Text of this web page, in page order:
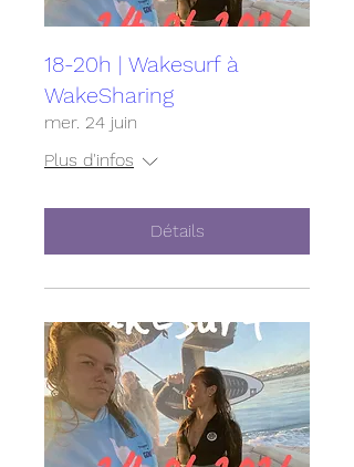
18-20h | Wakesurf à
WakeSharing
mer. 24 juin
Plus d'infos
Détails